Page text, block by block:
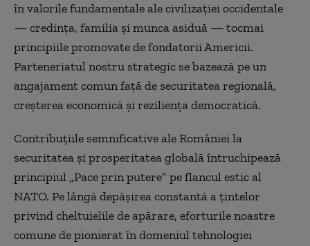
în valorile fundamentale ale civilizației occidentale
— credința, familia și munca asiduă — tocmai
principiile promovate de fondatorii Americii.
Parteneriatul nostru strategic se bazează pe un
angajament comun față de securitatea regională,
creșterea economică și reziliența democratică.
Contribuțiile semnificative ale României la
securitatea și prosperitatea globală întruchipează
principiul „Pace prin putere” pe flancul estic al
NATO. Pe lângă depășirea constantă a țintelor
privind cheltuielile de apărare, eforturile noastre
comune de pionierat în domeniul tehnologiei